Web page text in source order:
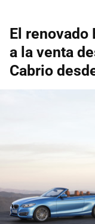
El renovado
a la venta
Cabrio